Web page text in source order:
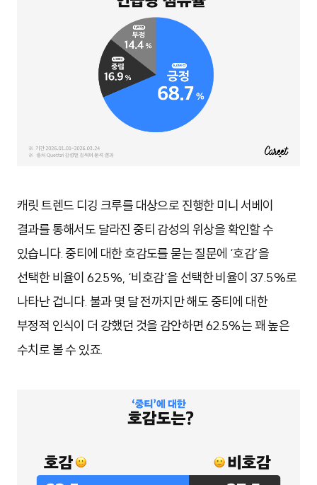
캐릿 트렌드 디깅 크루를 대상으로 진행한 미니 서베이
결과를 통해서도 달라진 중티 감성의 위상을 확인할 수
있습니다. 중티에 대한 호감도를 묻는 질문에 ‘호감’을
선택한 비율이 62.5%, ‘비호감’을 선택한 비율이 37.5%로
나타난 겁니다. 불과 몇 달 전까지만 해도 중티에 대한
부정적 인식이 더 강했던 것을 감안하면 62.5%는 꽤 높은
수치로 볼 수 있죠.